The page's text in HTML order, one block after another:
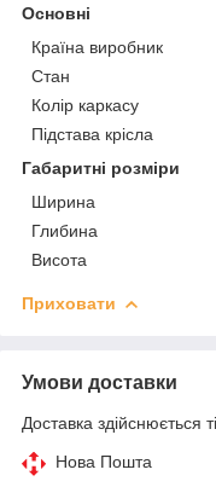
Основні
Країна виробник
Стан
Колір каркасу
Підстава крісла
Габаритні розміри
Ширина
Глибина
Висота
Приховати
Умови доставки
Доставка здійснюється
Нова Пошта